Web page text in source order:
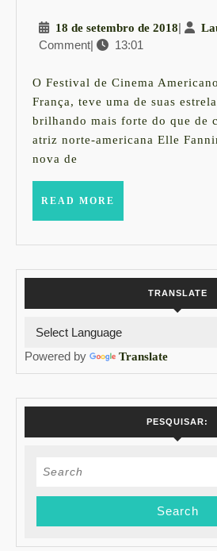
que
mais
forte
no
usa
Tiffany
18 de setembro de 201818
de
2018
|
Comment| 13:01
O Festival de Cinema
França, teve uma de suas
brilhando mais forte do que de
atriz norte-americana Elle
nova de
READ MORE
TRANSLATE
Powered by Translate
PESQUISAR:
Search